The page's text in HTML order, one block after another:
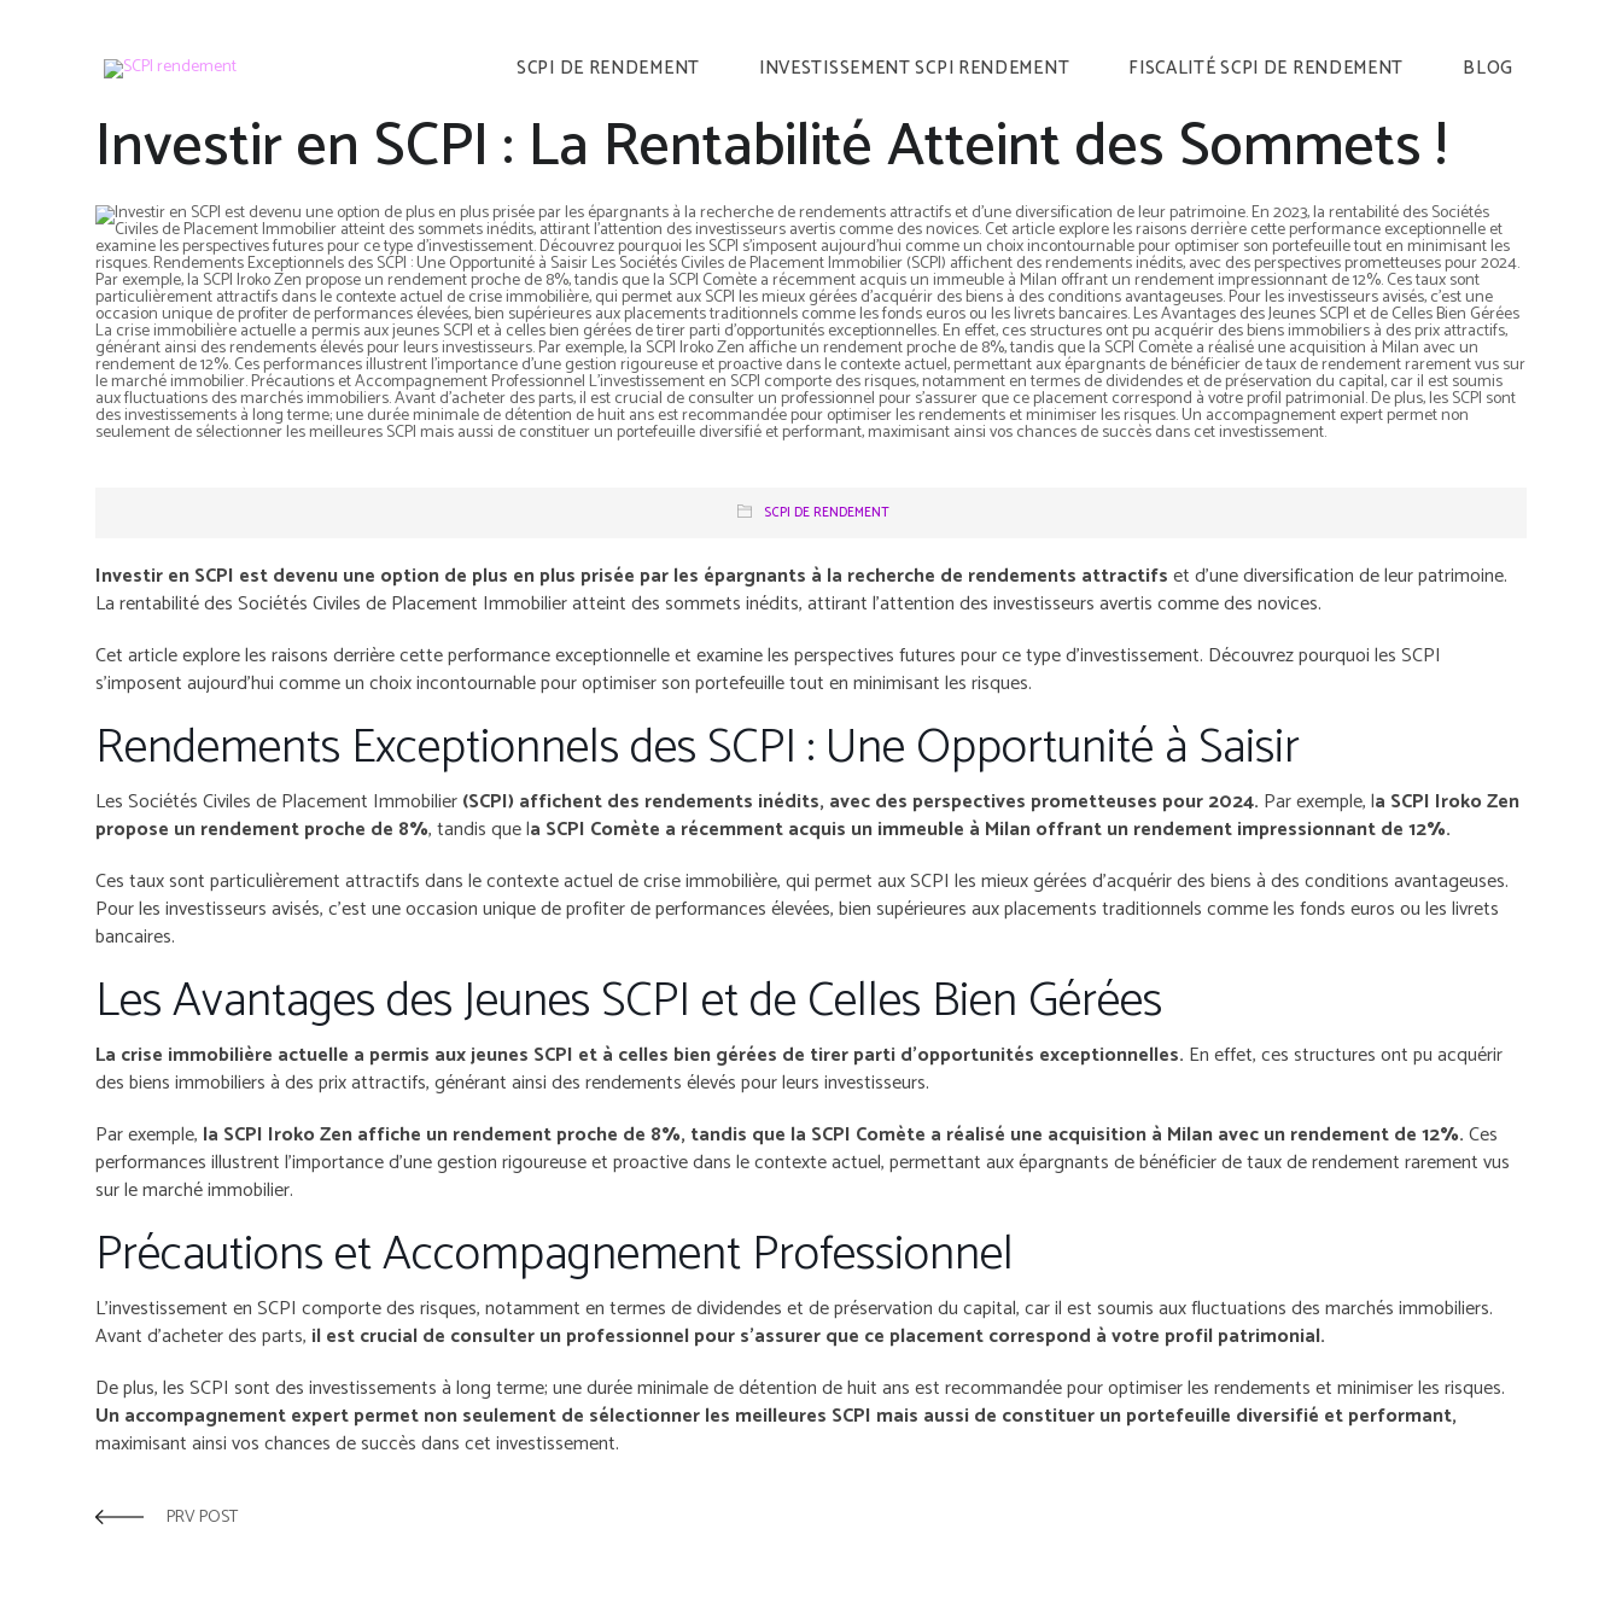
SCPI DE RENDEMENT INVESTISSEMENT SCPI RENDEMENT FISCALITÉ SCPI DE RENDEMENT BLOG
Investir en SCPI : La Rentabilité Atteint des Sommets !
SCPI DE RENDEMENT
Investir en SCPI est devenu une option de plus en plus prisée par les épargnants à la recherche de rendements attractifset d’une diversification de leur patrimoine.
La rentabilité des Sociétés Civiles de Placement Immobilier atteint des sommets inédits, attirant l’attention des investisseurs avertis comme des novices.
Cet article explore les raisons derrière cette performance exceptionnelle et examine les perspectives futures pour ce type d’investissement. Découvrez pourquoi les SCPI
s’imposent aujourd’hui comme un choix incontournable pour optimiser son portefeuille tout en minimisant les risques.
Rendements Exceptionnels des SCPI : Une Opportunité à Saisir
Les Sociétés Civiles de Placement Immobilier(SCPI) affichent des rendements inédits, avec des perspectives prometteuses pour 2024. Par exemple, la SCPI Iroko Zen
propose un rendement proche de 8%, tandis que la SCPI Comète a récemment acquis un immeuble à Milan offrant un rendement impressionnant de 12%.
Ces taux sont particulièrement attractifs dans le contexte actuel de crise immobilière, qui permet aux SCPI les mieux gérées d’acquérir des biens à des conditions avantageuses.
Pour les investisseurs avisés, c’est une occasion unique de profiter de performances élevées, bien supérieures aux placements traditionnels comme les fonds euros ou les livrets
bancaires.
Les Avantages des Jeunes SCPI et de Celles Bien Gérées
La crise immobilière actuelle a permis aux jeunes SCPI et à celles bien gérées de tirer parti d’opportunités exceptionnelles. En effet, ces structures ont pu acquérir
des biens immobiliers à des prix attractifs, générant ainsi des rendements élevés pour leurs investisseurs.
Par exemple, la SCPI Iroko Zen affiche un rendement proche de 8%, tandis que la SCPI Comète a réalisé une acquisition à Milan avec un rendement de 12%.Ces
performances illustrent l’importance d’une gestion rigoureuse et proactive dans le contexte actuel, permettant aux épargnants de bénéficier de taux de rendement rarement vus
sur le marché immobilier.
Précautions et Accompagnement Professionnel
L’investissement en SCPI comporte des risques, notamment en termes de dividendes et de préservation du capital, car il est soumis aux fluctuations des marchés immobiliers.
Avant d’acheter des parts, il est crucial de consulter un professionnel pour s’assurer que ce placement correspond à votre profil patrimonial.
De plus, les SCPI sont des investissements à long terme; une durée minimale de détention de huit ans est recommandée pour optimiser les rendements et minimiser les risques.
Un accompagnement expert permet non seulement de sélectionner les meilleures SCPI mais aussi de constituer un portefeuille diversifié et performant,
maximisant ainsi vos chances de succès dans cet investissement.
PRV POST